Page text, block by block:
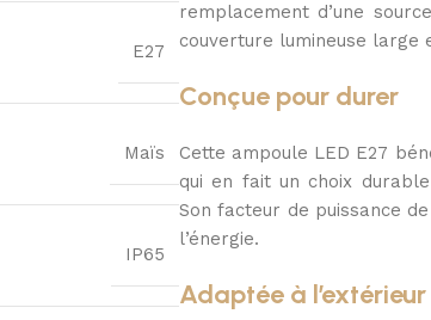
E27
Maïs
IP65
remplacement d’une
couverture lumineuse large
Conçue pour durer
Cette ampoule LED E27
qui en fait un choix
Son facteur de puissance
l’énergie.
Adaptée à l’extérieur